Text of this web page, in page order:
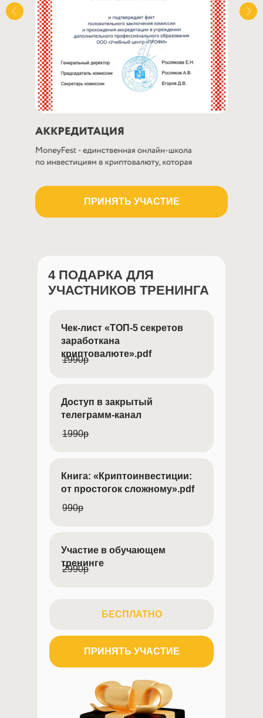
ПРИНЯТЬ УЧАСТИЕ
4 ПОДАРКА ДЛЯ
УЧАСТНИКОВ ТРЕНИНГА
1990р
Чек-лист «ТОП-5 секретов
заработкана
криптовалюте».pdf
1990р
Доступ в закрытый
телеграмм-канал
990р
Книга: «Криптоинвестиции:
от простогок сложному».pdf
2990р
Участие в обучающем
тренинге
ПРИНЯТЬ УЧАСТИЕ
БЕСПЛАТНО